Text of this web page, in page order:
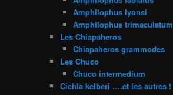
Amphilophus lyonsi
Amphilophus trimaculatum
Les Chiapaheros
Chiapaheros grammodes
Les Chuco
Chuco intermedium
Cichla kelberi ….et les autres !